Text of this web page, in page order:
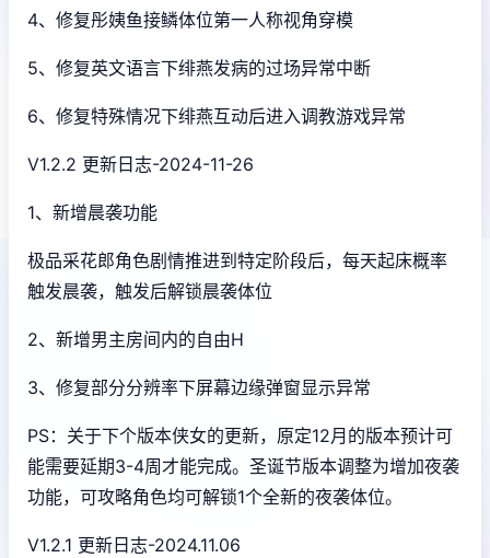
4、修复彤姨鱼接鳞体位第一人称视角穿模
5、修复英文语言下绯燕发病的过场异常中断
6、修复特殊情况下绯燕互动后进入调教游戏异常
V1.2.2 更新日志-2024-11-26
1、新增晨袭功能
极品采花郎角色剧情推进到特定阶段后，每天起床概率
触发晨袭，触发后解锁晨袭体位
2、新增男主房间内的自由H
3、修复部分分辨率下屏幕边缘弹窗显示异常
PS：关于下个版本侠女的更新，原定12月的版本预计可
能需要延期3-4周才能完成。圣诞节版本调整为增加夜袭
功能，可攻略角色均可解锁1个全新的夜袭体位。
V1.2.1 更新日志-2024.11.06